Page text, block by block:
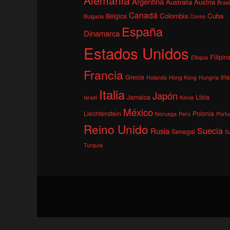
Brasil
Bulgaria Bélgica Canadá Colombia Corea Cuba
Dinamarca España
Estados Unidos Etiopía
Francia Grecia Holanda Hong Kong Hungría
Israel Italia Jamaica Japón Kenia Libia
Liechtenstein México Noruega Perú Polonia
Reino Unido Rusia Senegal Suecia
Turquía